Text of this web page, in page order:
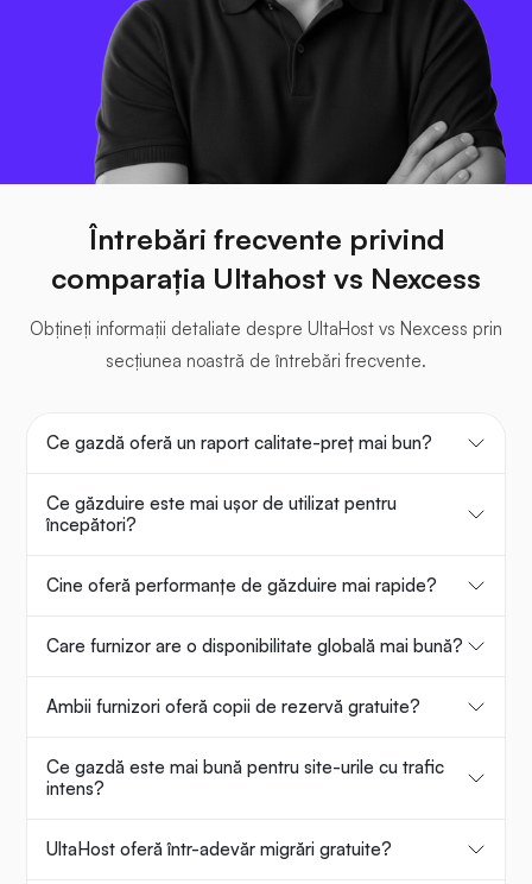
Întrebări frecvente privind
comparația Ultahost vs Nexcess
Obțineți informații detaliate despre UltaHost vs Nexcess prin
secțiunea noastră de întrebări frecvente.
Ce gazdă oferă un raport calitate-preț mai bun?
Ce găzduire este mai ușor de utilizat pentru
începători?
Cine oferă performanțe de găzduire mai rapide?
Care furnizor are o disponibilitate globală mai bună?
Ambii furnizori oferă copii de rezervă gratuite?
Ce gazdă este mai bună pentru site-urile cu trafic
intens?
UltaHost oferă într-adevăr migrări gratuite?